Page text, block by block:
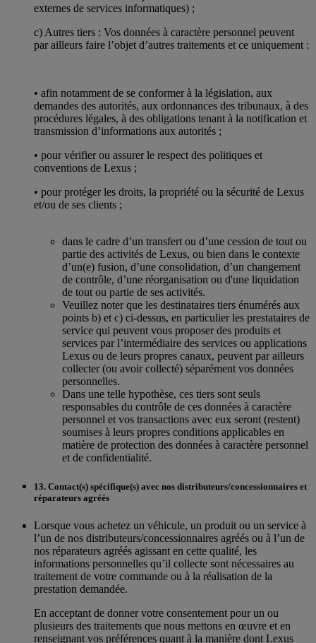
externes de services informatiques) ;
c) Autres tiers : Vos données à caractère personnel peuvent
par ailleurs faire l’objet d’autres traitements et ce uniquement :
• afin notamment de se conformer à la législation, aux
demandes des autorités, aux ordonnances des tribunaux, à des
procédures légales, à des obligations tenant à la notification et
transmission d’informations aux autorités ;
• pour vérifier ou assurer le respect des politiques et
conventions de Lexus ;
• pour protéger les droits, la propriété ou la sécurité de Lexus
et/ou de ses clients ;
dans le cadre d’un transfert ou d’une cession de tout ou
partie des activités de Lexus, ou bien dans le contexte
d’un(e) fusion, d’une consolidation, d’un changement
de contrôle, d’une réorganisation ou d'une liquidation
de tout ou partie de ses activités.
Veuillez noter que les destinataires tiers énumérés aux
points b) et c) ci-dessus, en particulier les prestataires de
service qui peuvent vous proposer des produits et
services par l’intermédiaire des services ou applications
Lexus ou de leurs propres canaux, peuvent par ailleurs
collecter (ou avoir collecté) séparément vos données
personnelles.
Dans une telle hypothèse, ces tiers sont seuls
responsables du contrôle de ces données à caractère
personnel et vos transactions avec eux seront (restent)
soumises à leurs propres conditions applicables en
matière de protection des données à caractère personnel
et de confidentialité.
13. Contact(s) spécifique(s) avec nos distributeurs/concessionnaires et
réparateurs agréés
Lorsque vous achetez un véhicule, un produit ou un service à
l’un de nos distributeurs/concessionnaires agréés ou à l’un de
nos réparateurs agréés agissant en cette qualité, les
informations personnelles qu’il collecte sont nécessaires au
traitement de votre commande ou à la réalisation de la
prestation demandée.
En acceptant de donner votre consentement pour un ou
plusieurs des traitements que nous mettons en œuvre et en
renseignant vos préférences quant à la manière dont Lexus